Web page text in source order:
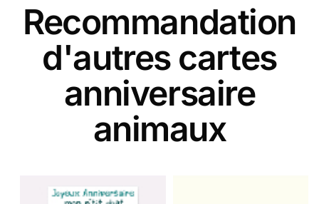
Recommandation
d'autres cartes
anniversaire
animaux